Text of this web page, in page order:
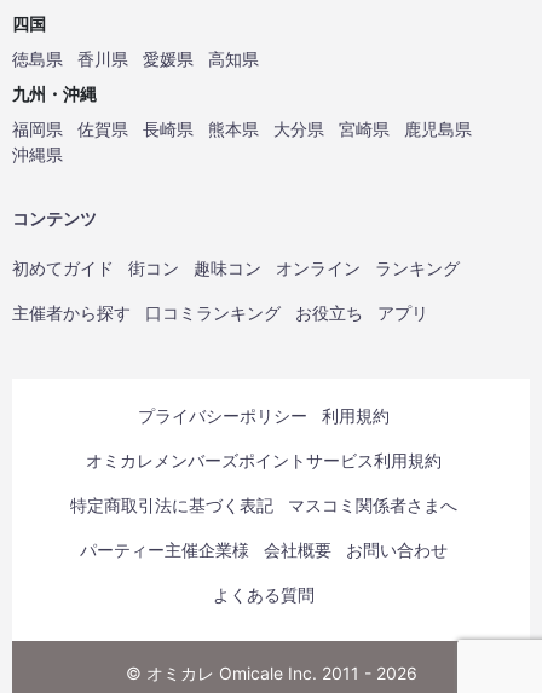
四国
徳島県
香川県 愛媛県
高知県
九州・沖縄
福岡県
佐賀県 長崎県 熊本県 大分県 宮崎県
鹿児島県
沖縄県
コンテンツ
初めてガイド 街コン 趣味コン オンライン ランキング
主催者から探す 口コミランキング お役立ち アプリ
プライバシーポリシー 利用規約
オミカレメンバーズポイントサービス利用規約
特定商取引法に基づく表記 マスコミ関係者さまへ
パーティー主催企業様 会社概要 お問い合わせ
よくある質問
© オミカレ Omicale Inc. 2011 - 2026